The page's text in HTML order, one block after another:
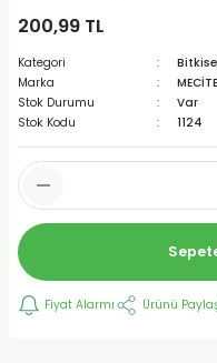
200,99 TL
Kategori
Marka
Stok Durumu
Var
Stok Kodu
1124
Fiyat Alarmı Ürünü